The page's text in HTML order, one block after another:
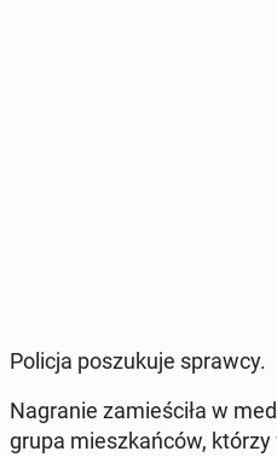
Policja po­szu­ku­je sprawcy.
Na­gra­nie za­mie­ści­ła w
grupa miesz­kań­ców,